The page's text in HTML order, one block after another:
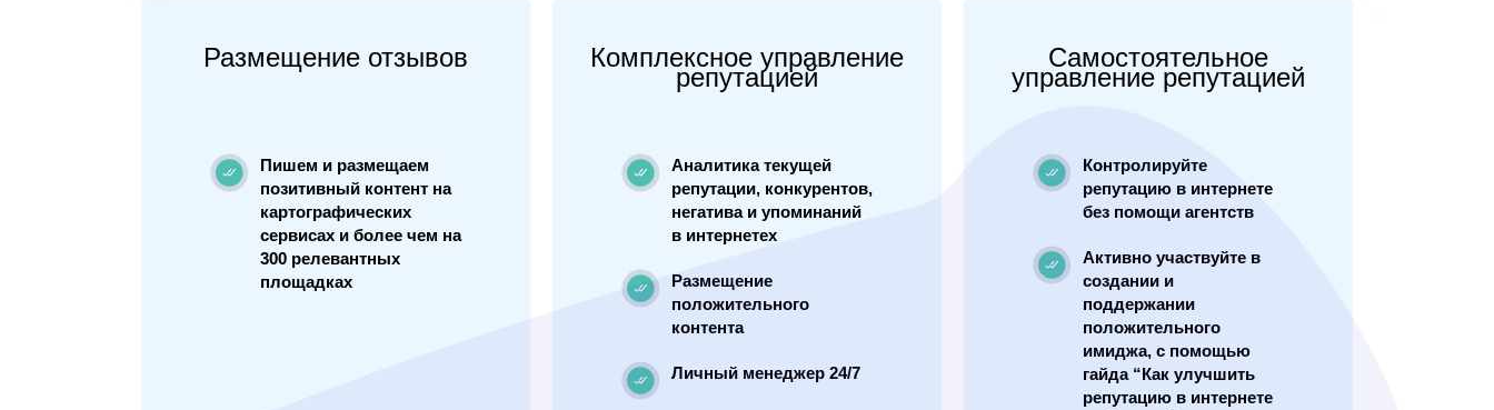
Размещение отзывов
Пишем и размещаем
позитивный контент на
картографических
сервисах и более чем на
300 релевантных
площадках
Комплексное управление
репутацией
Аналитика текущей
репутации, конкурентов,
негатива и упоминаний
в интернетех
Размещение
положительного
контента
Личный менеджер 24/7
Самостоятельное
управление репутацией
Контролируйте
репутацию в интернете
без помощи агентств
Активно участвуйте в
создании и
поддержании
положительного
имиджа, с помощью
гайда “Как улучшить
репутацию в интернете